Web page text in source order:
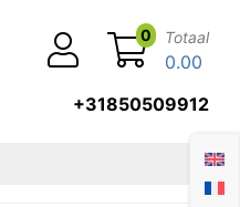
+31850509912
0 Totaal
0.00